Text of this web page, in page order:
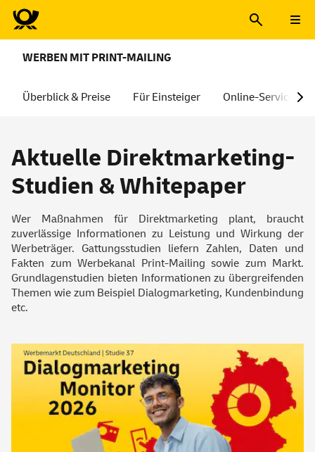
WERBEN MIT PRINT-MAILING
Überblick & Preise Für Einsteiger Online-Services
Aktuelle Direktmarketing-
Studien & Whitepaper
Wer Maßnahmen für Direktmarketing plant, braucht
zuverlässige Informationen zu Leistung und Wirkung der
Werbeträger. Gattungsstudien liefern Zahlen, Daten und
Fakten zum Werbekanal Print-Mailing sowie zum Markt.
Grundlagenstudien bieten Informationen zu übergreifenden
Themen wie zum Beispiel Dialogmarketing, Kundenbindung
etc.